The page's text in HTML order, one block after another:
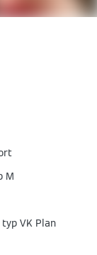
M
VK Plan